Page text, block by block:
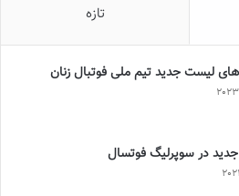
تازه
ليست جدید تيم ملى فوتبال زنان
در سوپرلیگ فوتسال